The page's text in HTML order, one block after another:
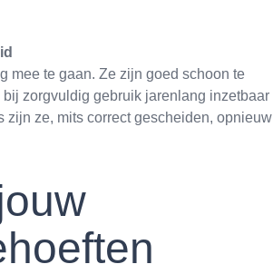
mee te gaan. Ze zijn goed schoon te
zorgvuldig gebruik jarenlang inzetbaar
ze, mits correct gescheiden, opnieuw